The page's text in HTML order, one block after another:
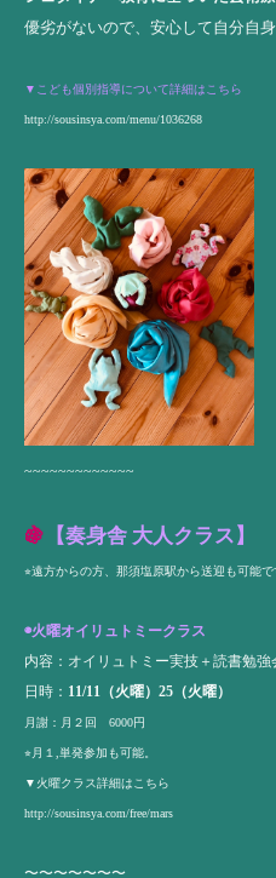
優劣がないので、安心して自分自
▼こども個別指導について詳細はこちら
http://sousinsya.com/menu/1036268
~~~~~~~~~~~~~
🍇 【奏身舎 大人クラス】
⭐︎遠方からの方、那須塩原駅から送迎も可能で
◉火曜オイリュトミークラス
内容：オイリュトミー実技＋読書勉強
日時： 11/11（火曜）25（火曜）
月謝：月２回 6000円
⭐︎月１,単発参加も可能。
▼火曜クラス詳細はこちら
http://sousinsya.com/free/mars
〜〜〜〜〜〜〜